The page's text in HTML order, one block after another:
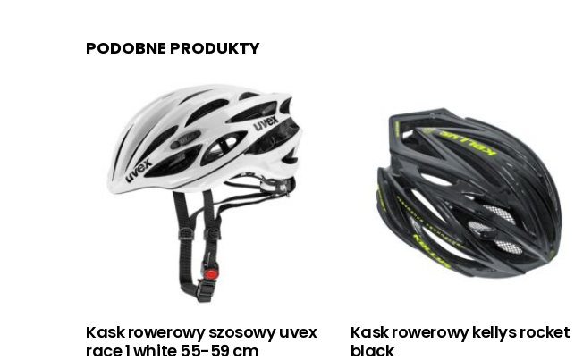
PODOBNE PRODUKTY
Kask rowerowy szosowy uvex
race 1 white 55-59 cm
Kask rowerowy kellys rocket
black